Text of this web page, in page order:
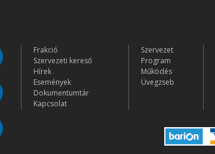
Frakció
Szervezeti kereső
Hírek
Események
Dokumentumtár
Kapcsolat
Szervezet
Program
Működés
Üvegzseb